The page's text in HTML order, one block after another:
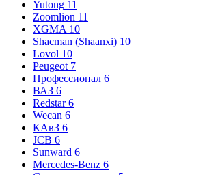
Yutong 11
Zoomlion 11
XGMA 10
Shacman (Shaanxi) 10
Lovol 10
Peugeot 7
Профессионал 6
ВАЗ 6
Redstar 6
Wecan 6
КАвЗ 6
JCB 6
Sunward 6
Mercedes-Benz 6